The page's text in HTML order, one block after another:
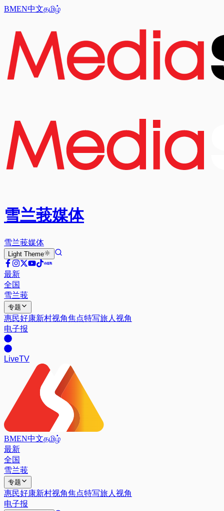
BMEN中文தமிழ்
雪兰莪媒体
雪兰莪媒体
Light Theme
最新
全国
雪兰莪
专题
惠民好康新村视角焦点特写旅人视角
电子报
LiveTV
BMEN中文தமிழ்
最新
全国
雪兰莪
专题
惠民好康新村视角焦点特写旅人视角
电子报